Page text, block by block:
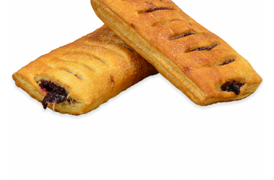
Cozonac Vegan (de post)
Cozonac Collection
Cozo-Bun
Cozonac Cadou
Cozonac cu Unt
Cozonac Royal